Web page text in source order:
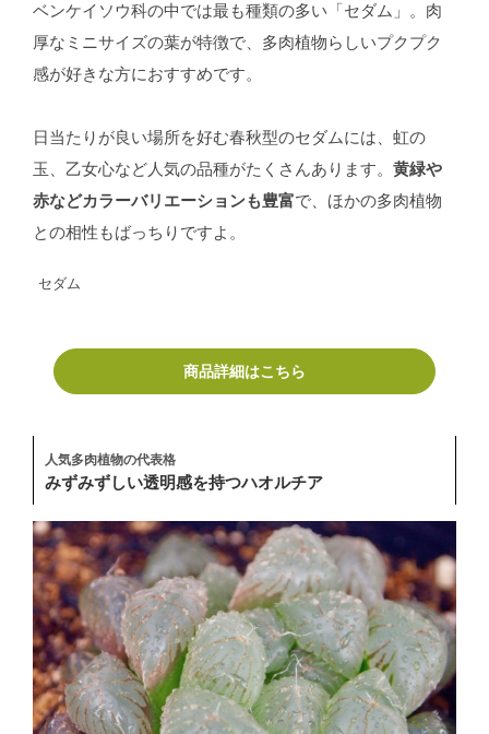
ベンケイソウ科の中では最も種類の多い「セダム」。肉
厚なミニサイズの葉が特徴で、多肉植物らしいプクプク
感が好きな方におすすめです。
日当たりが良い場所を好む春秋型のセダムには、虹の
玉、乙女心など人気の品種がたくさんあります。 黄緑や
赤などカラーバリエーションも豊富で、ほかの多肉植物
との相性もばっちりですよ。
セダム
商品詳細はこちら
人気多肉植物の代表格
みずみずしい透明感を持つハオルチア